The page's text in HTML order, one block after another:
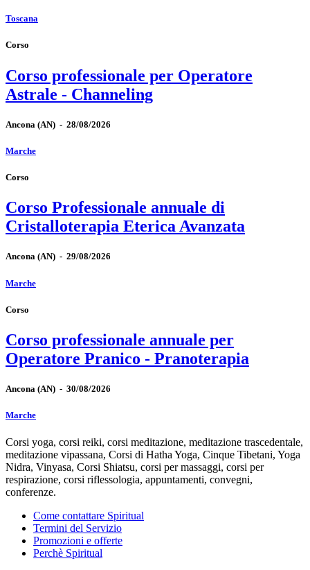
Toscana
Corso
Corso professionale per Operatore
Astrale - Channeling
Ancona (AN) - 28/08/2026
Marche
Corso
Corso Professionale annuale di
Cristalloterapia Eterica Avanzata
Ancona (AN) - 29/08/2026
Marche
Corso
Corso professionale annuale per
Operatore Pranico - Pranoterapia
Ancona (AN) - 30/08/2026
Marche
Corsi yoga, corsi reiki, corsi meditazione, meditazione trascedentale,
meditazione vipassana, Corsi di Hatha Yoga, Cinque Tibetani, Yoga
Nidra, Vinyasa, Corsi Shiatsu, corsi per massaggi, corsi per
respirazione, corsi riflessologia, appuntamenti, convegni,
conferenze.
Come contattare Spiritual
Termini del Servizio
Promozioni e offerte
Perchè Spiritual